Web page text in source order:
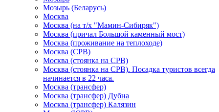
Мозырь (Беларусь)
Москва
Москва (на т/х "Мамин-Сибиряк")
Москва (причал Большой каменный мост)
Москва (проживание на теплоходе)
Москва (СРВ)
Москва (стоянка на СРВ)
Москва (стоянка на СРВ). Посадка туристов всегда
начинается в 22 часа.
Москва (трансфер)
Москва (трансфер) Дубна
Москва (трансфер) Калязин